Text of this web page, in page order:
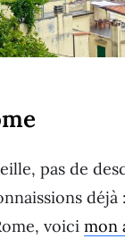
pas de
déjà
voici mon